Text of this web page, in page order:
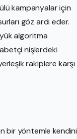
kampanyalar için
göz ardı eder.
algoritma
nişlerdeki
rakiplere karşı
bir yöntemle kendini